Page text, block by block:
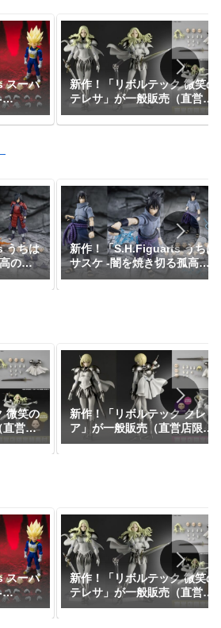
スーパ
バン
ラゴン
定
新作！「リボルテック 微笑の
テレサ」が一般販売（直営店
限定特典あり）で登場！
『CLAYMORE』｜定価9,900
うちは
の伝
開始！
年7月
新作！「S.H.Figuarts うちは
サスケ -闇を焼き切る孤高の
忍-」が一般販売で予約開始！
微笑の
直営店
！
予定
新作！「リボルテック クレ
ア」が一般販売（直営店限定
特典あり）で登場！
スーパ
バン
新作！「リボルテック 微笑の
テレサ」が一般販売（直営店
限定特典あり）で登場！